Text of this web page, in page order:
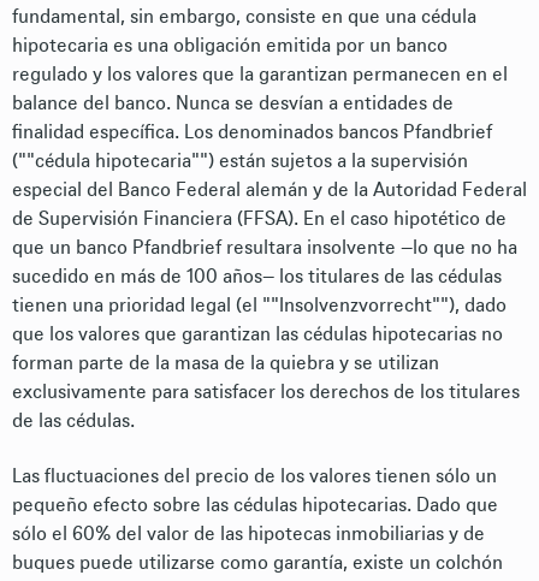
fundamental, sin embargo, consiste en que una cédula
hipotecaria es una obligación emitida por un banco
regulado y los valores que la garantizan permanecen en el
balance del banco. Nunca se desvían a entidades de
finalidad específica. Los denominados bancos Pfandbrief
(""cédula hipotecaria"") están sujetos a la supervisión
especial del Banco Federal alemán y de la Autoridad Federal
de Supervisión Financiera (FFSA). En el caso hipotético de
que un banco Pfandbrief resultara insolvente —lo que no ha
sucedido en más de 100 años— los titulares de las cédulas
tienen una prioridad legal (el ""Insolvenzvorrecht""), dado
que los valores que garantizan las cédulas hipotecarias no
forman parte de la masa de la quiebra y se utilizan
exclusivamente para satisfacer los derechos de los titulares
de las cédulas.
Las fluctuaciones del precio de los valores tienen sólo un
pequeño efecto sobre las cédulas hipotecarias. Dado que
sólo el 60% del valor de las hipotecas inmobiliarias y de
buques puede utilizarse como garantía, existe un colchón